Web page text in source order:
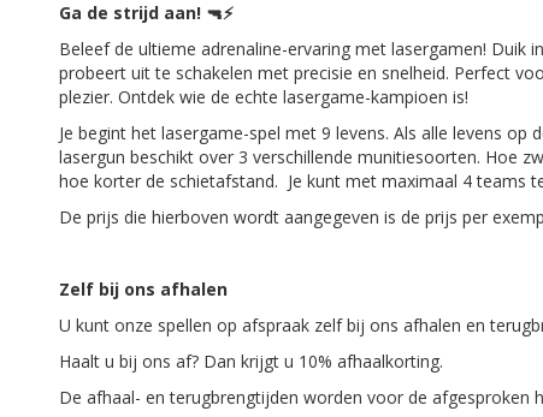
Ga de strijd aan! 🔫⚡
Beleef de ultieme adrenaline-ervaring met lasergamen!
probeert uit te schakelen met precisie en snelheid. Perfect
plezier. Ontdek wie de echte lasergame-kampioen is!
Je begint het lasergame-spel met 9 levens. Als alle levens
lasergun beschikt over 3 verschillende munitiesoorten. Hoe
hoe korter de schietafstand. Je kunt met maximaal 4 teams
De prijs die hierboven wordt aangegeven is de prijs per
Zelf bij ons afhalen
U kunt onze spellen op afspraak zelf bij ons afhalen en
Haalt u bij ons af? Dan krijgt u 10% afhaalkorting.
De afhaal- en terugbrengtijden worden voor de afgesproken